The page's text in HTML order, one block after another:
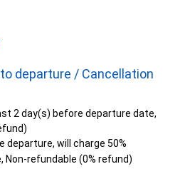
departure / Cancellation
2 day(s) before departure date,
departure, will charge 50%
Non-refundable (0% refund)